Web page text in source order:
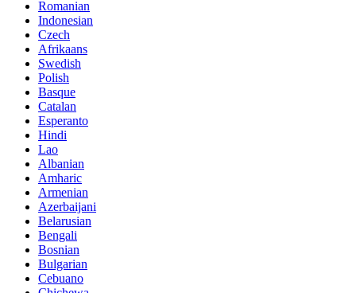
Romanian
Indonesian
Czech
Afrikaans
Swedish
Polish
Basque
Catalan
Esperanto
Hindi
Lao
Albanian
Amharic
Armenian
Azerbaijani
Belarusian
Bengali
Bosnian
Bulgarian
Cebuano